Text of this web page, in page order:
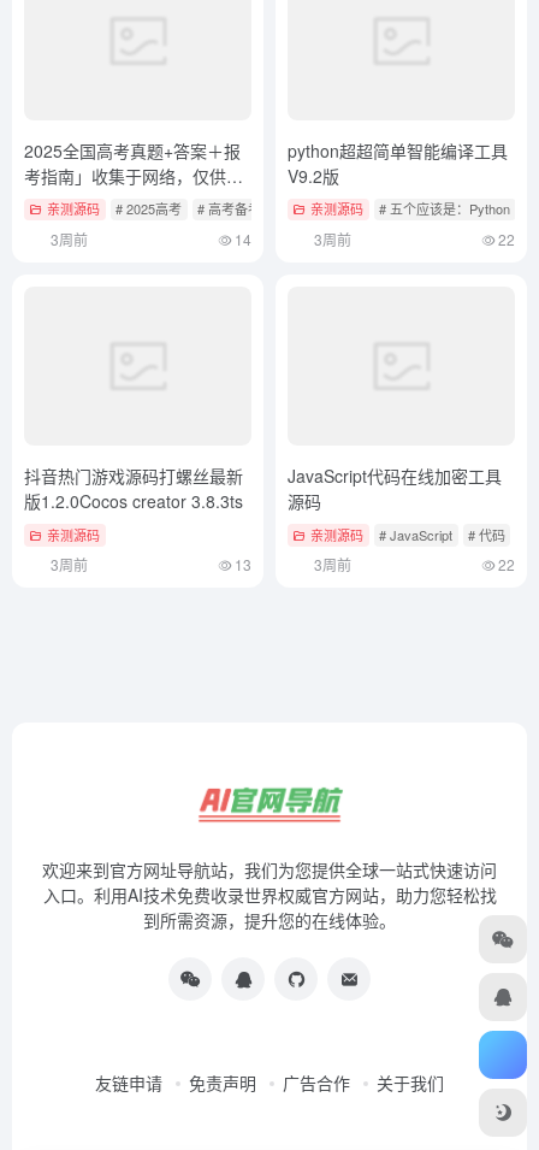
2025全国高考真题+答案＋报
考指南」收集于网络，仅供参
考 亲测源码 # 2025高考 # 高考备考 # 高考报考指南
3周前 14
python超超简单智能编译工具
V9.2版
亲测源码 # 五个应该是：Python
3周前 22
抖音热门游戏源码打螺丝最新
版1.2.0Cocos creator 3.8.3ts
亲测源码
3周前 13
JavaScript代码在线加密工具
源码
亲测源码 # JavaScript # 代码
3周前 22
欢迎来到官方网址导航站，我们为您提供全球一站式快速访问
入口。利用AI技术免费收录世界权威官方网站，助力您轻松找
到所需资源，提升您的在线体验。
友链申请 免责声明 广告合作 关于我们